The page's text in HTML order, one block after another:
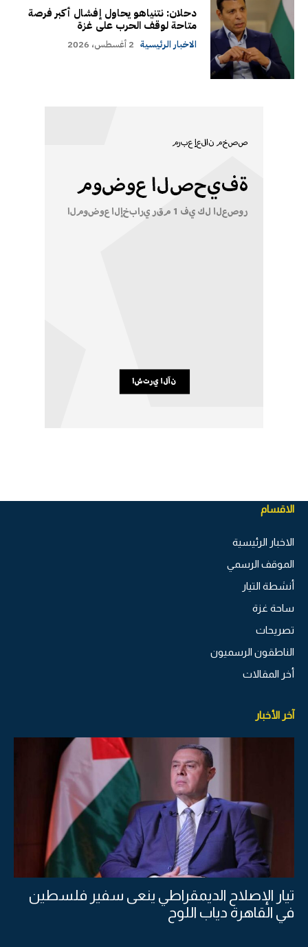
دحلان: نتنياهو يحاول إفشال أكبر فرصة
متاحة لوقف الحرب على غزة
الاخبار الرئيسية 2 أغسطس، 2026
الاقسام
الاخبار الرئيسية
الموقف الرسمي
أنشطة التيار
ساحة غزة
تصريحات
الناطقون الرسميون
أخر المقالات
آخر الأخبار
تيار الإصلاح الديمقراطي ينعى سفير فلسطين
في القاهرة دياب اللوح